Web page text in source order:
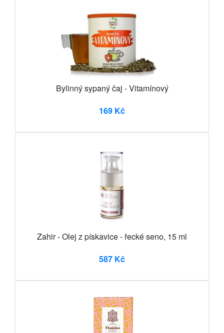
Bylinný sypaný čaj - Vitamínový
169 Kč
Zahir - Olej z pískavice - řecké seno, 15 ml
587 Kč